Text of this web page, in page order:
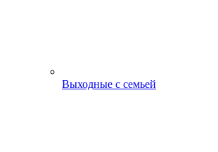
Выходные с семьей